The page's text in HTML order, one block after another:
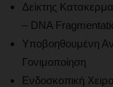
Δείκτης
– DNA
Υποβοηθουμένη
Γονιμοποίηση
Ενδοσκοπική